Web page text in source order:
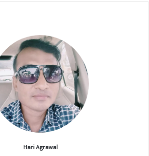
Hari Agrawal